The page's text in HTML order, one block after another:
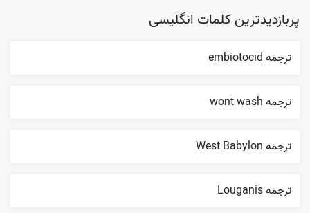
پربازدیدترین کلمات انگلیسی
ترجمه embiotocid
ترجمه wont wash
ترجمه West Babylon
ترجمه Louganis